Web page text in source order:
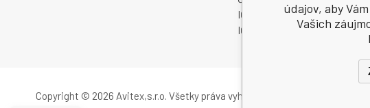
IČO: 60745291
IČ DPH (DIČ): CZ60745291
Copyright © 2026 Avitex,s.r.o. Všetky práva vyhradené.
údajov, aby
Vašich